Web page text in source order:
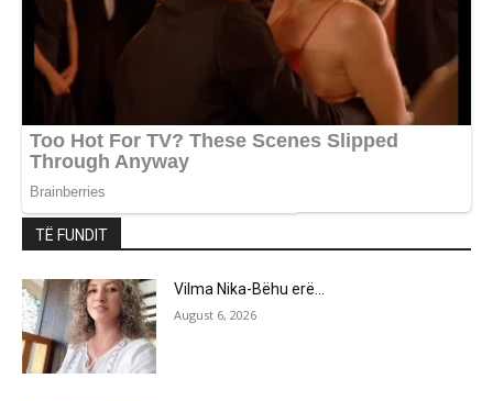
TË FUNDIT
Vilma Nika-Bëhu erë…
August 6, 2026